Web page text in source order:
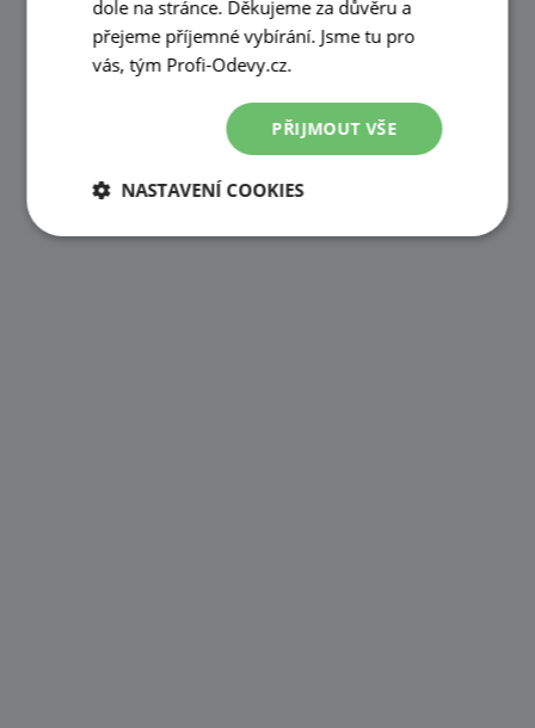
dole na stránce. Děkujeme za důvěru a
přejeme příjemné vybírání. Jsme tu pro
vás, tým Profi-Odevy.cz.
PŘIJMOUT VŠE
NASTAVENÍ COOKIES